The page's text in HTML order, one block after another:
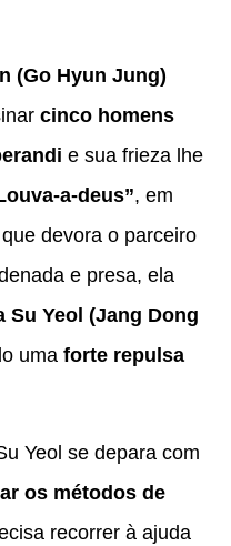
(Go Hyun Jung)
cinco homens
e sua frieza lhe
a-deus”, em
devora o parceiro
e presa, ela
Su Yeol (Jang Dong
uma forte repulsa
Yeol se depara com
os métodos de
recorrer à ajuda